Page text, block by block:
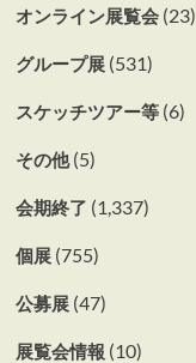
オンライン展覧会(23)
グループ展(531)
スケッチツアー等(6)
その他(5)
会期終了 (1,337)
個展(755)
公募展(47)
展覧会情報 (10)